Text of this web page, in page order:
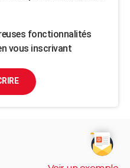
fonctionnalités
vous inscrivant